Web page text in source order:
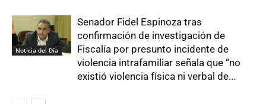
Noticia del Día
Senador Fidel Espinoza tras
confirmación de investigación de
Fiscalía por presunto incidente de
violencia intrafamiliar señala que “no
existió violencia física ni verbal de...